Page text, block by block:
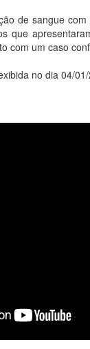
de sangue
que
com um caso
no dia 04/